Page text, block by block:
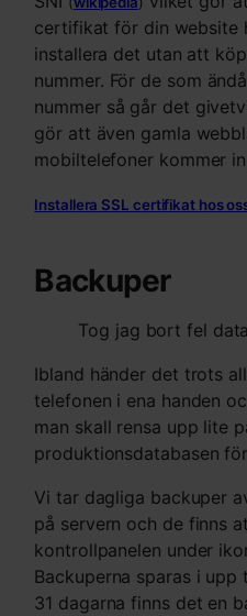
certifikat för din website
installera det utan att
nummer. För de som
nummer så går det
gör att även gamla
mobiltelefoner kommer
Installera SSL certifikat hos
Backuper
Tog jag bort fel
Ibland händer det trots
telefonen i ena handen
man skall rensa upp lite
produktionsdatabasen
Vi tar dagliga backuper
på servern och de finns
kontrollpanelen under
Backuperna sparas i upp
31 dagarna finns det en